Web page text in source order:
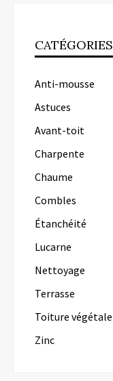
CATÉGORIES
Anti-mousse
Astuces
Avant-toit
Charpente
Chaume
Combles
Étanchéité
Lucarne
Nettoyage
Terrasse
Toiture végétale
Zinc